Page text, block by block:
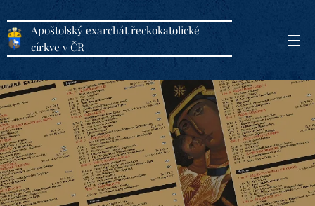
Apoštolský exarchát řeckokatolické
církve v ČR